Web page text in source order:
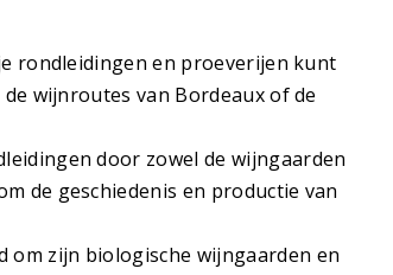
rondleidingen en proeverijen kunt
wijnroutes van Bordeaux of de
door zowel de wijngaarden
de geschiedenis en productie van
om zijn biologische wijngaarden en